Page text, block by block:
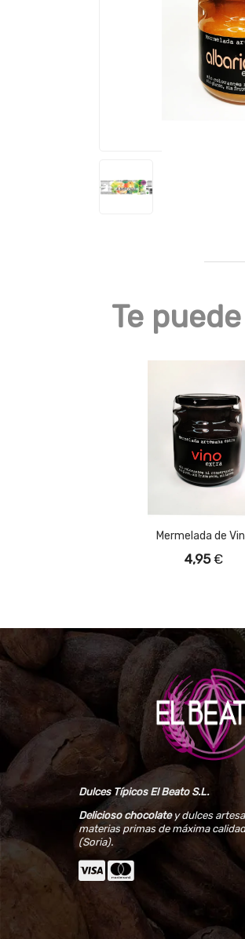
Te
Mermelada de
4,95€
Dulces Típicos El Beato S.L.
Delicioso chocolatey dulces
materias primas de máxima
(Soria).